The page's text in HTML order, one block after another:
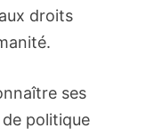
droits
ses
politique